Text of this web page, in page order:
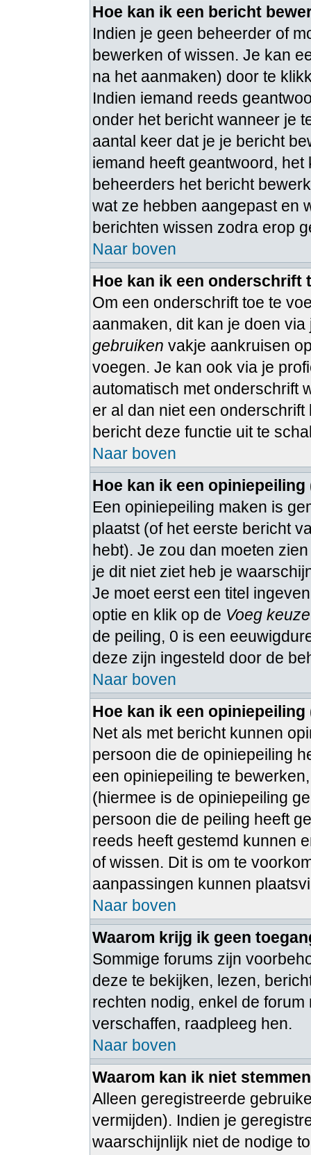
Hoe kan ik een bericht
Indien je geen beheerder of
bewerken of wissen. Je kan
na het aanmaken) door te
Indien iemand reeds
onder het bericht wanneer je
aantal keer dat je je bericht
iemand heeft geantwoord,
beheerders het bericht
wat ze hebben aangepast en
berichten wissen zodra erop
Naar boven
Hoe kan ik een onderschrift
Om een onderschrift toe te
aanmaken, dit kan je doen
gebruiken vakje aankruisen
voegen. Je kan ook via je
automatisch met onderschrift
er al dan niet een
bericht deze functie uit te
Naar boven
Hoe kan ik een
Een opiniepeiling maken is
plaatst (of het eerste bericht
hebt). Je zou dan moeten
je dit niet ziet heb je
Je moet eerst een titel
optie en klik op de Voeg
de peiling, 0 is een
deze zijn ingesteld door de
Naar boven
Hoe kan ik een
Net als met bericht kunnen
persoon die de opiniepeiling
een opiniepeiling te
(hiermee is de opiniepeiling
persoon die de peiling heeft
reeds heeft gestemd kunnen
of wissen. Dit is om te
aanpassingen kunnen
Naar boven
Waarom krijg ik geen
Sommige forums zijn
deze te bekijken, lezen,
rechten nodig, enkel de
verschaffen, raadpleeg hen.
Naar boven
Waarom kan ik niet
Alleen geregistreerde
vermijden). Indien je
waarschijnlijk niet de nodige